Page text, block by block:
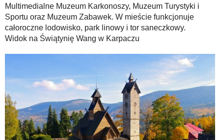
Multimedialne Muzeum Karkonoszy, Muzeum Turystyki i
Sportu oraz Muzeum Zabawek. W mieście funkcjonuje
całoroczne lodowisko, park linowy i tor saneczkowy.
Widok na Świątynię Wang w Karpaczu